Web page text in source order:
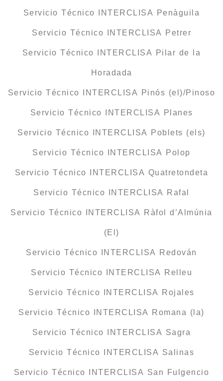
Servicio Técnico INTERCLISA Penàguila
Servicio Técnico INTERCLISA Petrer
Servicio Técnico INTERCLISA Pilar de la
Horadada
Servicio Técnico INTERCLISA Pinós (el)/Pinoso
Servicio Técnico INTERCLISA Planes
Servicio Técnico INTERCLISA Poblets (els)
Servicio Técnico INTERCLISA Polop
Servicio Técnico INTERCLISA Quatretondeta
Servicio Técnico INTERCLISA Rafal
Servicio Técnico INTERCLISA Ràfol d’Almúnia
(El)
Servicio Técnico INTERCLISA Redován
Servicio Técnico INTERCLISA Relleu
Servicio Técnico INTERCLISA Rojales
Servicio Técnico INTERCLISA Romana (la)
Servicio Técnico INTERCLISA Sagra
Servicio Técnico INTERCLISA Salinas
Servicio Técnico INTERCLISA San Fulgencio